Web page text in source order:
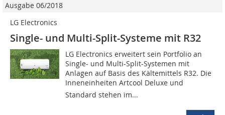
Ausgabe 06/2018
LG Electronics
Single- und Multi-Split-Systeme mit R32
LG Electronics erweitert sein Portfolio an
Single- und Multi-Split-Systemen mit
Anlagen auf Basis des Kältemittels R32. Die
Inneneinheiten Artcool Deluxe und
Standard stehen im...